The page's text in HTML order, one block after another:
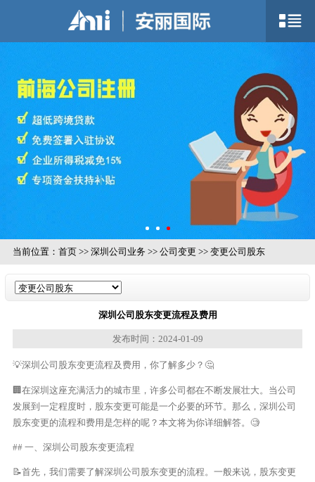
当前位置： 首页>> 深圳公司业务 >> 公司变更 >> 变更公司股东
深圳公司股东变更流程及费用
发布时间：2024-01-09
💡深圳公司股东变更流程及费用，你了解多少？🤔
🏢在深圳这座充满活力的城市里，许多公司都在不断发展壮大。当公司
发展到一定程度时，股东变更可能是一个必要的环节。那么，深圳公司
股东变更的流程和费用是怎样的呢？本文将为你详细解答。🧐
## 一、深圳公司股东变更流程
📝首先，我们需要了解深圳公司股东变更的流程。一般来说，股东变更